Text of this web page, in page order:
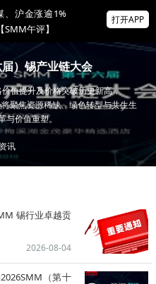
、沪金涨逾1%
午评】
您共聚 SMM
应链大会
打开APP
）锡产业链大会
值提升及价格突破历史新高，
聚焦资源稀缺、绿色转型与共生生
与价值重塑。
讯
锡行业卓越贡
2026-08-04
（第十